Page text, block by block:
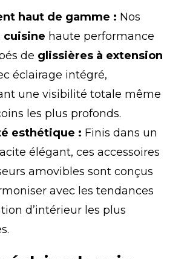
haut de gamme : Nos
haute performance
de glissières à extension
éclairage intégré,
une visibilité totale même
les plus profonds.
esthétique : Finis dans un
élégant, ces accessoires
amovibles sont conçus
avec les tendances
d’intérieur les plus